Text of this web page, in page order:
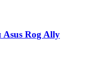
Asus Rog Ally